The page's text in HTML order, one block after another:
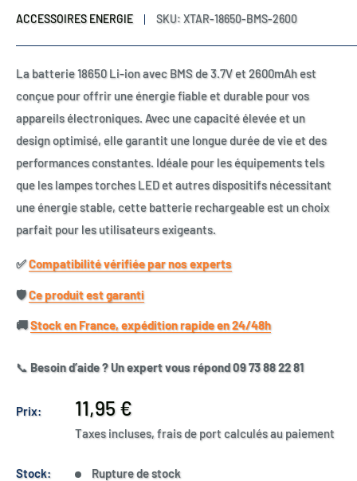
ACCESSOIRES ENERGIE SKU: XTAR-18650-BMS-2600
La batterie 18650 Li-ion avec BMS de 3.7V et 2600mAh est
conçue pour offrir une énergie fiable et durable pour vos
appareils électroniques. Avec une capacité élevée et un
design optimisé, elle garantit une longue durée de vie et des
performances constantes. Idéale pour les équipements tels
que les lampes torches LED et autres dispositifs nécessitant
une énergie stable, cette batterie rechargeable est un choix
parfait pour les utilisateurs exigeants.
✅​Compatibilité vérifiée par nos experts
🛡️​Ce produit est garanti
🚚​Stock en France, expédition rapide en 24/48h
📞 Besoin d’aide ? Un expert vous répond 09 73 88 22 81
Prix:
Prix
réduit
11,95 €
Taxes incluses, frais de port calculés au paiement
Stock: Rupture de stock